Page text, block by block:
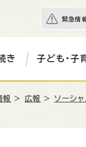
緊急情
き 子ども・子
報 > 広報 > ソーシャ